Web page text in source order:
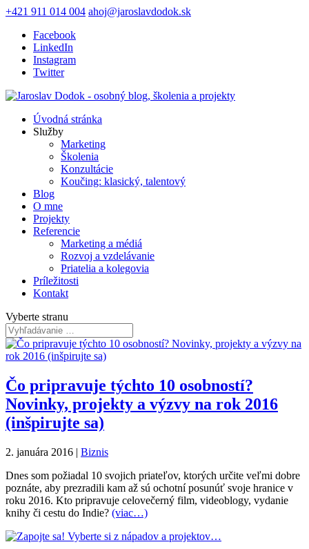
+421 911 014 004 ahoj@jaroslavdodok.sk
Facebook
LinkedIn
Instagram
Twitter
Úvodná stránka
Služby
Marketing
Školenia
Konzultácie
Koučing: klasický, talentový
Blog
O mne
Projekty
Referencie
Marketing a médiá
Rozvoj a vzdelávanie
Priatelia a kolegovia
Príležitosti
Kontakt
Vyberte stranu
Čo pripravuje týchto 10 osobností?
Novinky, projekty a výzvy na rok 2016
(inšpirujte sa)
2. januára 2016 | Biznis
Dnes som požiadal 10 svojich priateľov, ktorých určite veľmi dobre
poznáte, aby prezradili kam až sú ochotní posunúť svoje hranice v
roku 2016. Kto pripravuje celovečerný film, videoblogy, vydanie
knihy či cestu do Indie? (viac…)